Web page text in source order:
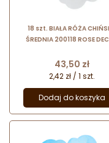
18 szt. BIAŁA RÓŻA
ŚREDNIA 200118 ROSE
mm
Cena
43,50 zł
2,42 zł / 1 szt.
Dodaj do koszyka